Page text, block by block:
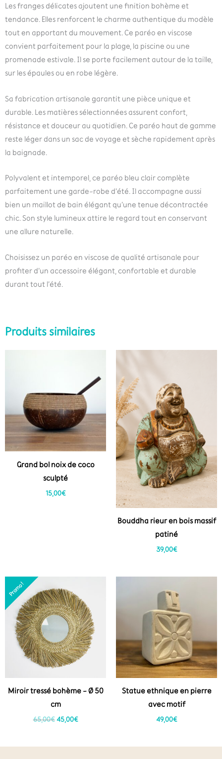
Les franges délicates ajoutent une finition bohème et
tendance. Elles renforcent le charme authentique du modèle
tout en apportant du mouvement. Ce paréo en viscose
convient parfaitement pour la plage, la piscine ou une
promenade estivale. Il se porte facilement autour de la taille,
sur les épaules ou en robe légère.
Sa fabrication artisanale garantit une pièce unique et
durable. Les matières sélectionnées assurent confort,
résistance et douceur au quotidien. Ce paréo haut de gamme
reste léger dans un sac de voyage et sèche rapidement après
la baignade.
Polyvalent et intemporel, ce paréo bleu clair complète
parfaitement une garde-robe d’été. Il accompagne aussi
bien un maillot de bain élégant qu’une tenue décontractée
chic. Son style lumineux attire le regard tout en conservant
une allure naturelle.
Choisissez un paréo en viscose de qualité artisanale pour
profiter d’un accessoire élégant, confortable et durable
durant tout l’été.
Produits similaires
Grand bol noix de coco
sculpté
15,00€
Bouddha rieur en bois massif
patiné
39,00€
Promo !
Promo !
Miroir tressé bohème – Ø 50
cm
65,00€
prix
initial
était :
65,00€.
45,00€
actuel
est :
45,00€.
Statue ethnique en pierre
avec motif
49,00€